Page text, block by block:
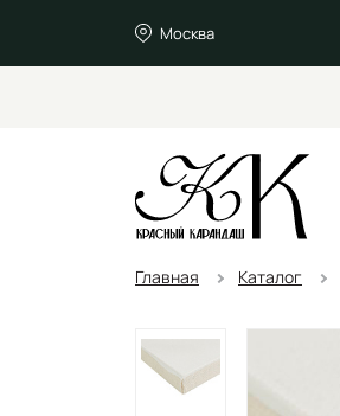
Москва
Главная Каталог